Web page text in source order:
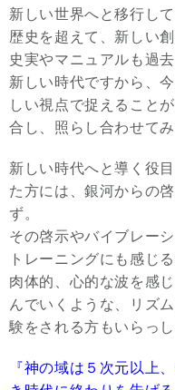
新しい世界へと移行し
歴史を超えて、新しい
史実やマニュアルも過去
新しい時代ですから、
しい視点で捉えること
合し、照らし合わせて
新しい時代へと導く役
た方には、銀河からの
ず。
その啓示やバイブレー
トレーニングにも感じ
肉体的、心的な波を感
んでいくような、リズ
験をされる方もいらっ
『神の域は５次元以上